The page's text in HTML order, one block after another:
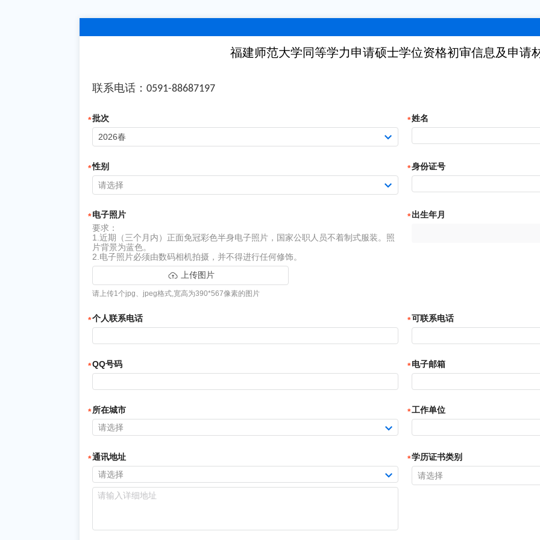
福建师范大学同等学力申请硕士学位资格初审信息及申请
​联系电话： 0591-88687197
批次
2026春
姓名
性别
请选择
身份证号
电子照片
要求：
1.近期（三个月内）正面免冠彩色半身电子照片，国家公职人员不着制式服装。照
片背景为蓝色。
2.电子照片必须由数码相机拍摄，并不得进行任何修饰。
上传图片
请上传1个jpg、jpeg格式,宽高为390*567像素的图片
出生年月
个人联系电话 可联系电话
QQ号码 电子邮箱
所在城市
请选择
工作单位
通讯地址
请选择
学历证书类别
请选择